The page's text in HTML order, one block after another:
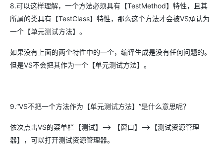
8.可以这样理解，一个方法必须具有【TestMethod】特性，且其
所属的类具有【TestClass】特性，那么这个方法才会被VS承认为
一个【单元测试方法】。
如果没有上面的两个特性中的一个，编译生成是没有任何问题的。
但是VS不会把其作为一个【单元测试方法】。
9.“VS不把一个方法作为【单元测试方法】”是什么意思呢？
依次点击VS的菜单栏【测试】--> 【窗口】-->【测试资源管理
器】，可以打开测试资源管理器。